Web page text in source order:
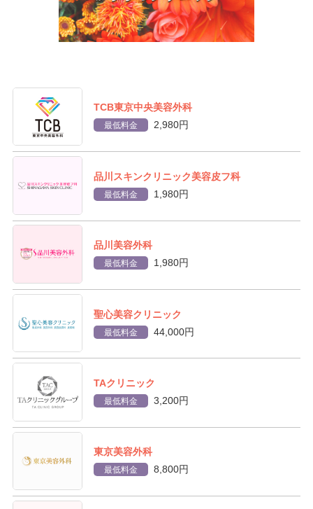
TCB東京中央美容外科
最低料金 2,980円
品川スキンクリニック美容皮フ科
最低料金 1,980円
品川美容外科
最低料金 1,980円
聖心美容クリニック
最低料金 44,000円
TAクリニック
最低料金 3,200円
東京美容外科
最低料金 8,800円